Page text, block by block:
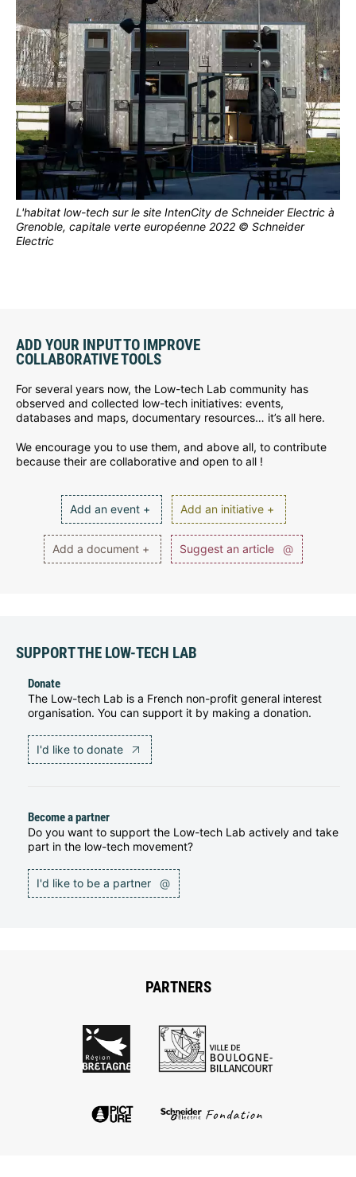
L'habitat low-tech sur le site IntenCity de Schneider Electric à
Grenoble, capitale verte européenne 2022 © Schneider
Electric
ADD YOUR INPUT TO IMPROVE
COLLABORATIVE TOOLS
For several years now, the Low-tech Lab community has
observed and collected low-tech initiatives: events,
databases and maps, documentary resources… it’s all here.
We encourage you to use them, and above all, to contribute
because their are collaborative and open to all !
Add an event + Add an initiative +
Add a document + Suggest an article @
SUPPORT THE LOW-TECH LAB
Donate
The Low-tech Lab is a French non-profit general interest
organisation. You can support it by making a donation.
I'd like to donate
Become a partner
Do you want to support the Low-tech Lab actively and take
part in the low-tech movement?
I'd like to be a partner @
PARTNERS